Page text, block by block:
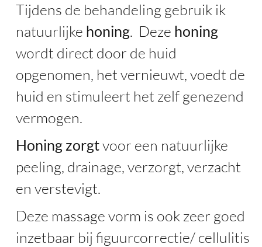
Tijdens de behandeling gebruik ik
natuurlijke honing. Deze honing
wordt direct door de huid
opgenomen, het vernieuwt, voedt de
huid en stimuleert het zelf genezend
vermogen.
Honing zorgtvoor een natuurlijke
peeling, drainage, verzorgt, verzacht
en verstevigt.
Deze massage vorm is ook zeer goed
inzetbaar bij figuurcorrectie/ cellulitis